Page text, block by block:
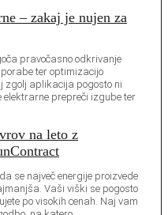
– zakaj je nujen za
pravočasno odkrivanje
ter optimizacijo
zgolj aplikacija pogosto ni
elektrarne prepreči izgube ter
na leto z
se največ energije proizvede
Vaši viški se pogosto
po visokih cenah. Naj vam